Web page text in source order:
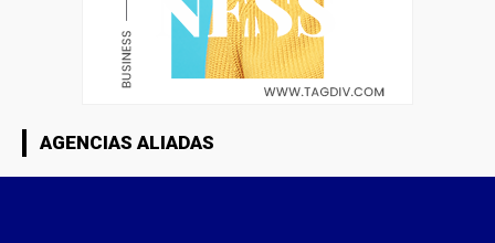
AGENCIAS ALIADAS